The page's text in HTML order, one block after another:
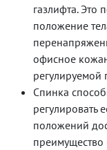
газлифта. Это
положение
офисное
регулируемой
Спинка
регулировать
положений